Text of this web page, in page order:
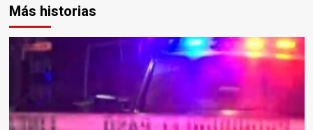
Más historias